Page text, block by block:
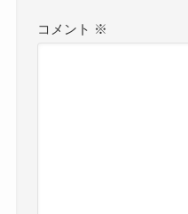
コメント ※